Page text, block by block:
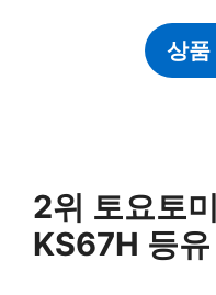
상품
2위 토요토
KS67H 등